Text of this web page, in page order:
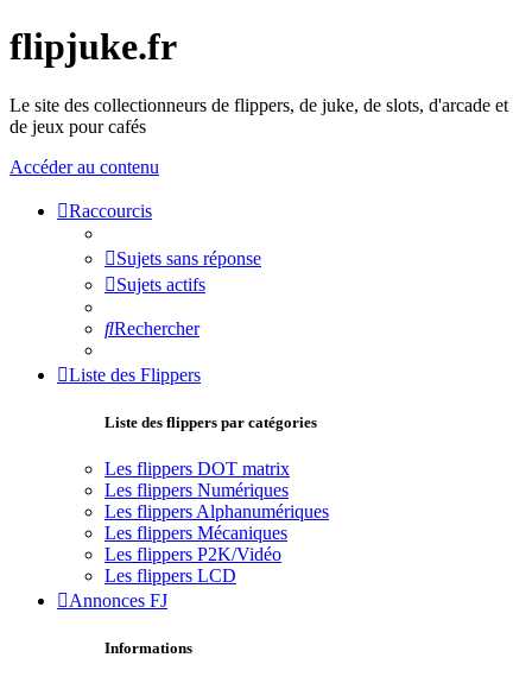
flipjuke.fr
Le site des collectionneurs de flippers, de juke, de slots, d'arcade et
de jeux pour cafés
Accéder au contenu
Raccourcis
Sujets sans réponse
Sujets actifs
Rechercher
Liste des Flippers
Liste des flippers par catégories
Les flippers DOT matrix
Les flippers Numériques
Les flippers Alphanumériques
Les flippers Mécaniques
Les flippers P2K/Vidéo
Les flippers LCD
Annonces FJ
Informations